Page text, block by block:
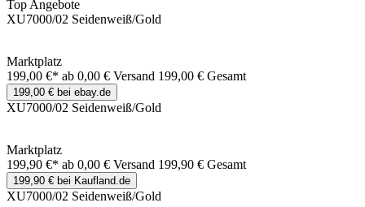
Top Angebote
XU7000/02 Seidenweiß/Gold
Marktplatz
199,00 €* ab 0,00 € Versand 199,00 € Gesamt
199,00 € bei ebay.de
XU7000/02 Seidenweiß/Gold
Marktplatz
199,90 €* ab 0,00 € Versand 199,90 € Gesamt
199,90 € bei Kaufland.de
XU7000/02 Seidenweiß/Gold